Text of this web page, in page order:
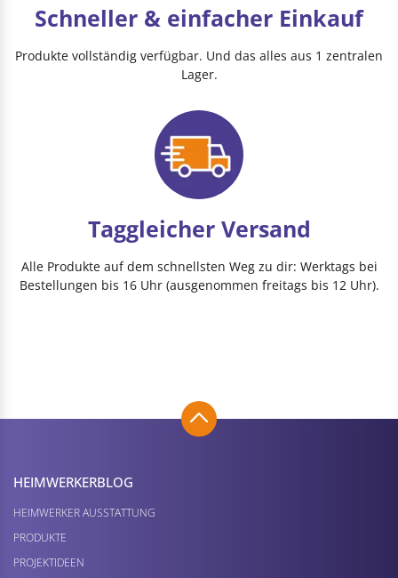
Schneller & einfacher Einkauf
Produkte vollständig verfügbar. Und das alles aus 1 zentralen
Lager.
Taggleicher Versand
Alle Produkte auf dem schnellsten Weg zu dir: Werktags bei
Bestellungen bis 16 Uhr (ausgenommen freitags bis 12 Uhr).
HEIMWERKER­BLOG
HEIMWERKER AUSSTATTUNG
PRODUKTE
PROJEKTIDEEN